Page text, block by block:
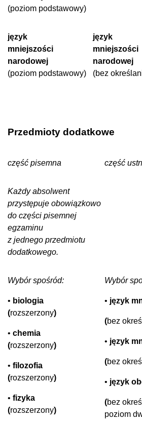
(poziom podstawowy)
język
mniejszości
narodowej
(poziom podstawowy)
język
mniejszości
narodowej
(bez
Przedmioty dodatkowe
część pisemna część
Każdy absolwent
przystępuje obowiązkowo
do części pisemnej
egzaminu
z jednego przedmiotu
dodatkowego.
Wybór spośród:
• biologia
(rozszerzony)
• chemia
(rozszerzony)
• filozofia
(rozszerzony)
• fizyka
(rozszerzony)
Wybór
• język
(bez
• język
(bez
• język
(bez
poziom